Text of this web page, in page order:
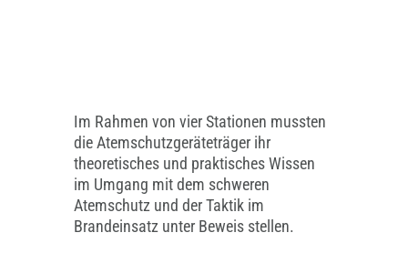
Im Rahmen von vier Stationen mussten
die Atemschutzgeräteträger ihr
theoretisches und praktisches Wissen
im Umgang mit dem schweren
Atemschutz und der Taktik im
Brandeinsatz unter Beweis stellen.